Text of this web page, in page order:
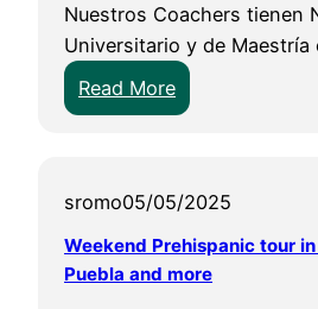
o
m
é
x
o
Nuestros Coachers tienen
Universitario y de
Read More:
T
l
e
r
sromo05/05/2025
Weekend Prehispanic tour
Puebla and more